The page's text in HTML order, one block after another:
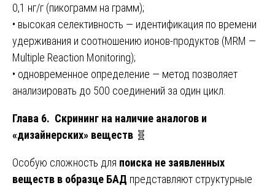
0,1 нг/г (пикограмм на грамм);
• высокая селективность — идентификация по времени
удерживания и соотношению ионов-продуктов (MRM —
Multiple Reaction Monitoring);
• одновременное определение — метод позволяет
анализировать до 500 соединений за один цикл.
Глава 6. Скрининг на наличие аналогов и
«дизайнерских» веществ 🧬
Особую сложность для поиска не заявленных
веществ в образце БАД представляют структурные